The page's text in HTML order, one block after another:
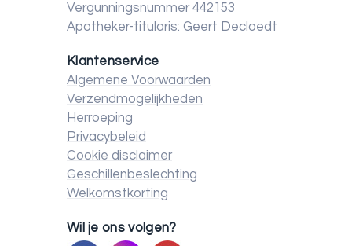
Vergunningsnummer 442153
Apotheker-titularis: Geert Decloedt
Klantenservice
Algemene Voorwaarden
Verzendmogelijkheden
Herroeping
Privacybeleid
Cookie disclaimer
Geschillenbeslechting
Welkomstkorting
Wil je ons volgen?